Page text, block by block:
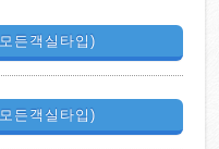
든객실타입)
든객실타입)